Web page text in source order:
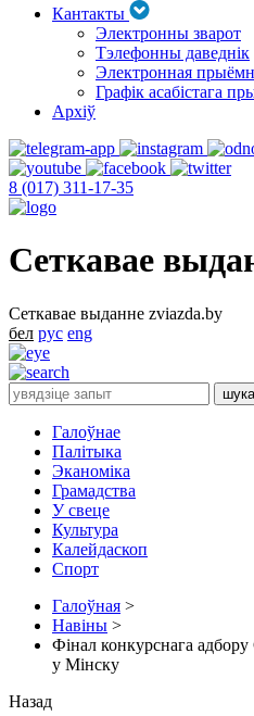
Кантакты
Электронны зварот
Тэлефонны даведнік
Электронная
Графік асабістага
Архіў
8 (017) 311-17-35
Сеткавае
Сеткавае выданне zviazda.by
бел рус eng
Галоўнае
Палітыка
Эканоміка
Грамадства
У свеце
Культура
Калейдаскоп
Спорт
Галоўная >
Навіны >
Фінал конкурснага
у Мінску
Назад